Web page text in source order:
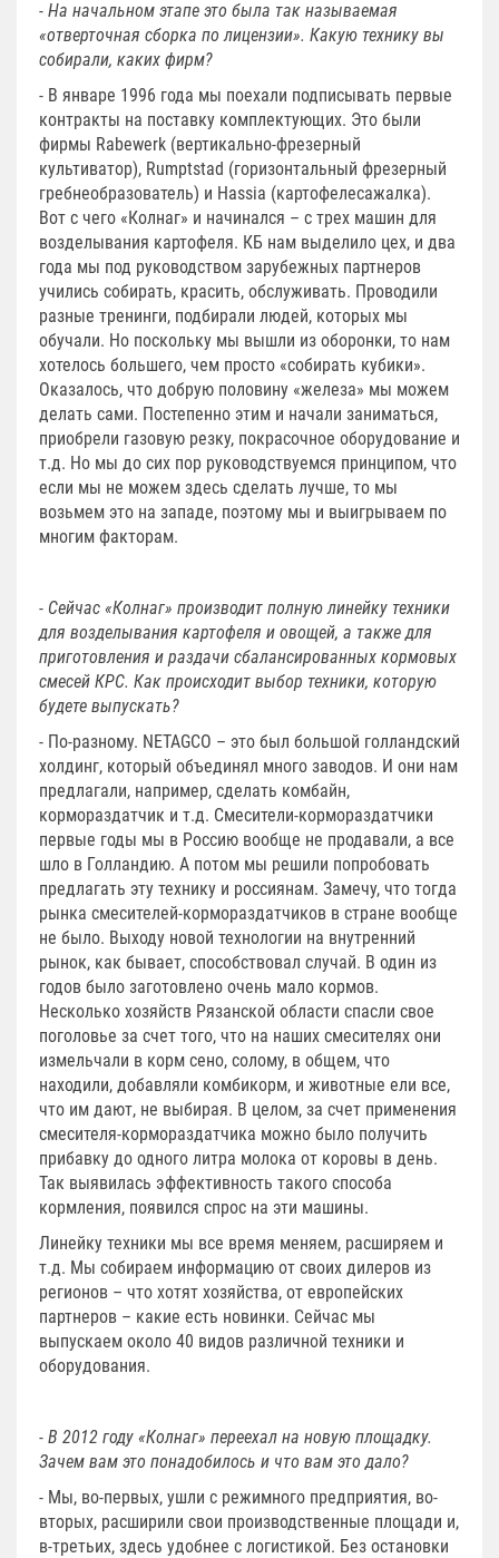
- На начальном этапе это была так называемая
«отверточная сборка по лицензии». Какую технику вы
собирали, каких фирм?
- В январе 1996 года мы поехали подписывать первые
контракты на поставку комплектующих. Это были
фирмы Rabewerk (вертикально-фрезерный
культиватор), Rumptstad (горизонтальный фрезерный
гребнеобразователь) и Hassia (картофелесажалка).
Вот с чего «Колнаг» и начинался – с трех машин для
возделывания картофеля. КБ нам выделило цех, и два
года мы под руководством зарубежных партнеров
учились собирать, красить, обслуживать. Проводили
разные тренинги, подбирали людей, которых мы
обучали. Но поскольку мы вышли из оборонки, то нам
хотелось большего, чем просто «собирать кубики».
Оказалось, что добрую половину «железа» мы можем
делать сами. Постепенно этим и начали заниматься,
приобрели газовую резку, покрасочное оборудование и
т.д. Но мы до сих пор руководствуемся принципом, что
если мы не можем здесь сделать лучше, то мы
возьмем это на западе, поэтому мы и выигрываем по
многим факторам.
- Сейчас «Колнаг» производит полную линейку техники
для возделывания картофеля и овощей, а также для
приготовления и раздачи сбалансированных кормовых
смесей КРС. Как происходит выбор техники, которую
будете выпускать?
- По-разному. NЕТАGСО – это был большой голландский
холдинг, который объединял много заводов. И они нам
предлагали, например, сделать комбайн,
кормораздатчик и т.д. Смесители-кормораздатчики
первые годы мы в Россию вообще не продавали, а все
шло в Голландию. А потом мы решили попробовать
предлагать эту технику и россиянам. Замечу, что тогда
рынка смесителей-кормораздатчиков в стране вообще
не было. Выходу новой технологии на внутренний
рынок, как бывает, способствовал случай. В один из
годов было заготовлено очень мало кормов.
Несколько хозяйств Рязанской области спасли свое
поголовье за счет того, что на наших смесителях они
измельчали в корм сено, солому, в общем, что
находили, добавляли комбикорм, и животные ели все,
что им дают, не выбирая. В целом, за счет применения
смесителя-кормораздатчика можно было получить
прибавку до одного литра молока от коровы в день.
Так выявилась эффективность такого способа
кормления, появился спрос на эти машины.
Линейку техники мы все время меняем, расширяем и
т.д. Мы собираем информацию от своих дилеров из
регионов – что хотят хозяйства, от европейских
партнеров – какие есть новинки. Сейчас мы
выпускаем около 40 видов различной техники и
оборудования.
- В 2012 году «Колнаг» переехал на новую площадку.
Зачем вам это понадобилось и что вам это дало?
- Мы, во-первых, ушли с режимного предприятия, во-
вторых, расширили свои производственные площади и,
в-третьих, здесь удобнее с логистикой. Без остановки